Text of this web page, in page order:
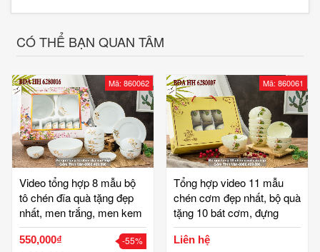
CÓ THỂ BẠN QUAN TÂM
Mã: 860062
Video tổng hợp 8 mẫu bộ
tô chén đĩa quà tặng đẹp
nhất, men trắng, men kem
vẽ hoa văn, mã 860062,
gồm 6 chén cơm, 2 đĩa, 1
550,000₫
-55%
Mã: 860061
Tổng hợp video 11 mẫu
chén cơm đẹp nhất, bộ quà
tặng 10 bát cơm, đựng
trong hộp và túi giấy sang
trọng, quà tặng, quà biếu,
Liên hệ